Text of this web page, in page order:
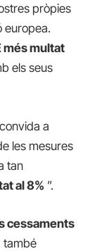
pròpies
europea.
més multat
els seus
a
les mesures
tan
al 8% ”.
cessaments
també